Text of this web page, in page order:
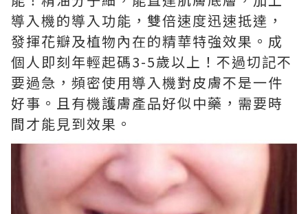
導入機的導入功能，雙倍速度迅速抵達，
發揮花瓣及植物內在的精華特強效果。成
個人即刻年輕起碼3-5歲以上！不過切記不
要過急，頻密使用導入機對皮膚不是一件
好事。且有機護膚產品好似中藥，需要時
間才能見到效果。